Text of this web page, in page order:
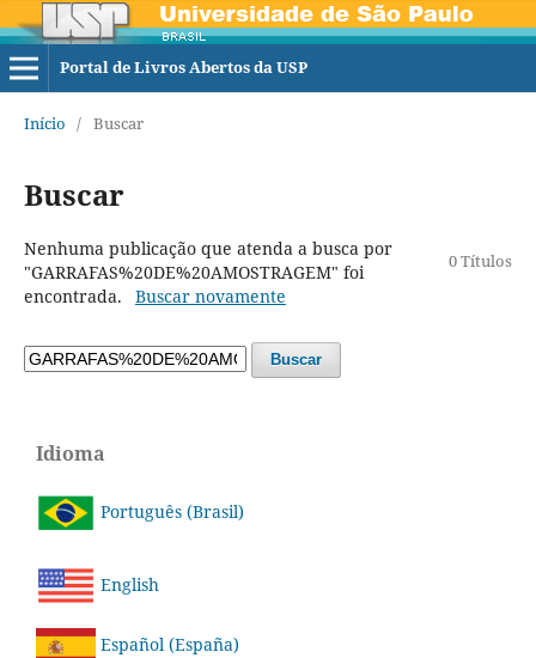
Portal de Livros Abertos da USP
Início / Buscar
Buscar
0 Títulos
Nenhuma publicação que atenda a busca por
"GARRAFAS%20DE%20AMOSTRAGEM" foi
encontrada.
Buscar novamente
Buscar
Idioma
Português (Brasil)
English
Español (España)